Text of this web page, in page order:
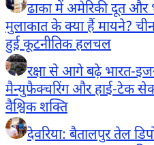
ढाका में अमेरिकी दूत और
मुलाकात के क्या हैं मायने?
हुई कूटनीतिक हलचल
रक्षा से आगे बढ़े भारत-
मैन्युफैक्चरिंग और हाई-टेक
वैश्विक शक्ति
देवरिया: बैतालपुर तेल